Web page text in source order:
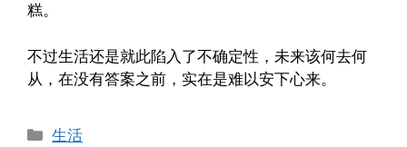
糕。
不过生活还是就此陷入了不确定性，未来该何去何
从，在没有答案之前，实在是难以安下心来。
Categories
生活